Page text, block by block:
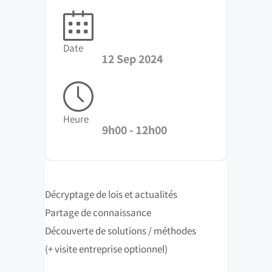
Date
12 Sep 2024
Heure
9h00 - 12h00
Décryptage de lois et actualités
Partage de connaissance
Découverte de solutions / méthodes
(+ visite entreprise optionnel)